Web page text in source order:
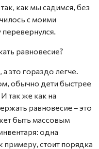
как мы садимся, без
с моими
равновесие?
это гораздо легче.
обычно дети быстрее
так же как на
равновесие – это
быть массовым
одна
примеру, стоит порядка